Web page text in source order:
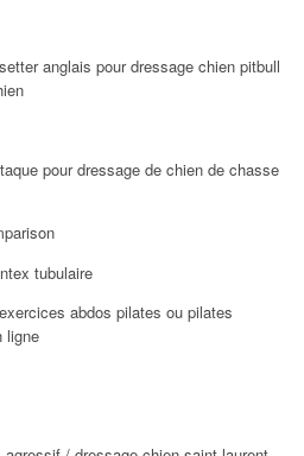
anglais pour dressage chien pitbull
pour dressage de chien de chasse
tubulaire
abdos pilates ou pilates
ligne